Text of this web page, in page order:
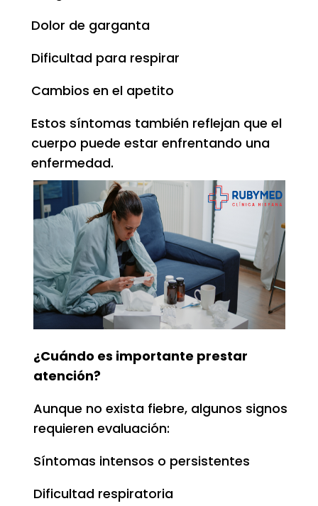
Dolor de garganta
Dificultad para respirar
Cambios en el apetito
Estos síntomas también reflejan que el
cuerpo puede estar enfrentando una
enfermedad.
¿Cuándo es importante prestar
atención?
Aunque no exista fiebre, algunos signos
requieren evaluación:
Síntomas intensos o persistentes
Dificultad respiratoria